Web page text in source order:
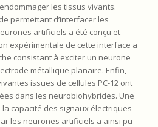
les tissus vivants.
permettant d’interfacer les
artificiels a été conçu et
expérimentale de cette interface a
consistant à exciter un neurone
métallique planaire. Enfin,
issues de cellules PC-12 ont
dans les neurobiohybrides. Une
capacité des signaux électriques
les neurones artificiels a ainsi pu